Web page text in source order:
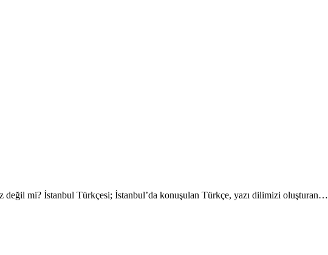
değil mi? İstanbul Türkçesi; İstanbul’da konuşulan Türkçe, yazı dilimizi oluşturan…